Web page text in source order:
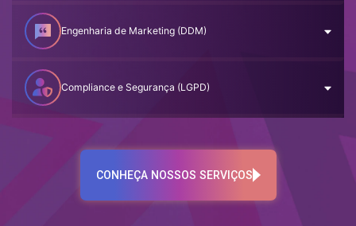
Engenharia de Marketing (DDM)
Compliance e Segurança (LGPD)
CONHEÇA NOSSOS SERVIÇOS